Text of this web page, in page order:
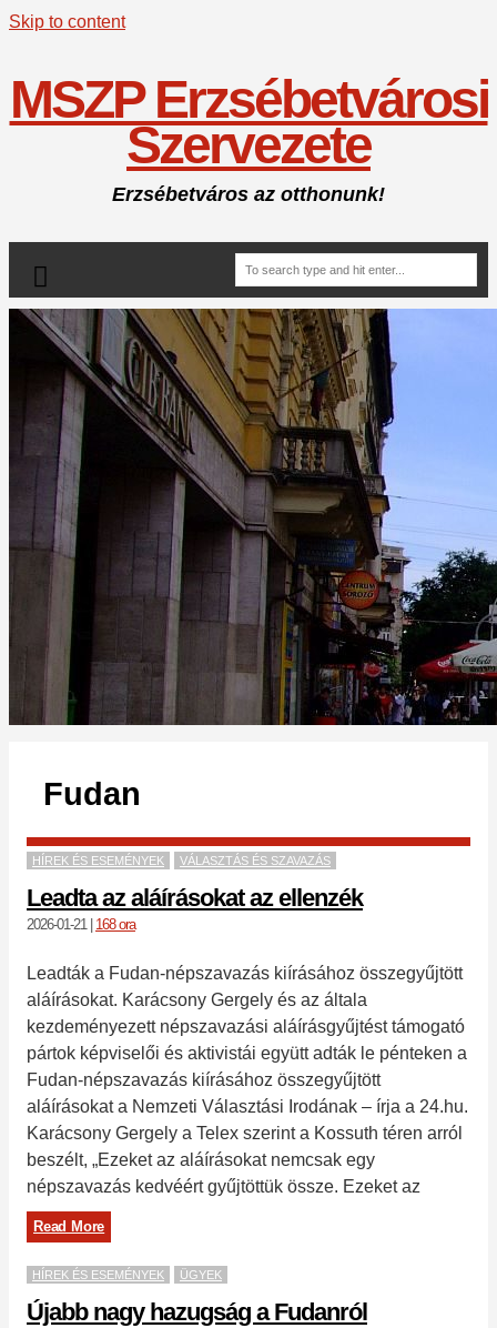
Skip to content
MSZP Erzsébetvárosi
Szervezete
Erzsébetváros az otthonunk!
Fudan
HÍREK ÉS ESEMÉNYEK VÁLASZTÁS ÉS SZAVAZÁS
Leadta az aláírásokat az ellenzék
2026-01-21 | 168 ora
Leadták a Fudan-népszavazás kiírásához összegyűjtött
aláírásokat. Karácsony Gergely és az általa
kezdeményezett népszavazási aláírásgyűjtést támogató
pártok képviselői és aktivistái együtt adták le pénteken a
Fudan-népszavazás kiírásához összegyűjtött
aláírásokat a Nemzeti Választási Irodának – írja a 24.hu.
Karácsony Gergely a Telex szerint a Kossuth téren arról
beszélt, „Ezeket az aláírásokat nemcsak egy
népszavazás kedvéért gyűjtöttük össze. Ezeket az
Read More
HÍREK ÉS ESEMÉNYEK ÜGYEK
Újabb nagy hazugság a Fudanról